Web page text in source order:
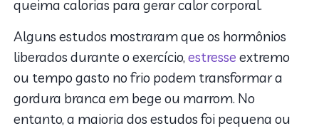
queima calorias para gerar calor corporal.
Alguns estudos mostraram que os hormônios
liberados durante o exercício,estresse extremo
ou tempo gasto no frio podem transformar a
gordura branca em bege ou marrom. No
entanto, a maioria dos estudos foi pequena ou